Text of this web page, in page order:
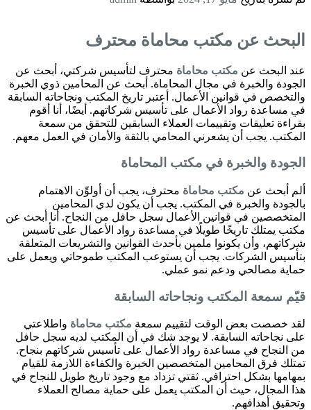
البحث عن مكتب محاماة محترف
عند البحث عن مكتب محاماة محترف لتأسيس شركتي، أبحث عن
الجودة والخبرة في مجال المحاماة. أبحث عن المحامين ذوي الخبرة
والتخصص في قوانين الأعمال. أعتبر تاريخ المكتب ونجاحاته السابقة
في مساعدة رواد الأعمال على تأسيس شركاتهم. أيضًا، أنا أقوم
بقراءة تعليقات وتقييمات العملاء السابقين للتحقق من سمعة
المكتب. يجب أن يشعرني المحامي بالثقة والأمان في العمل معهم.
الجودة والخبرة في مكتب المحاماة
ألم أبحث عن مكتب محاماة محترف، يجب أن أولوِّن الاهتمام
بالجودة والخبرة في المكتب. يجب أن يكون لدي المحامين
المتخصصين في قوانين الأعمال سجل حافل من النجاح. أنا أبحث عن
مكتب يمتلك تاريخًا طويلًا في مساعدة رواد الأعمال على تأسيس
شركاتهم، وأن يكونوا ملمين بأحدث القوانين والتشريعات المتعلقة
بتأسيس الشركات. يجب أن يستوعب المكتب طموحاتي ويعمل على
حماية مصالحي ودعم نمو عملي.
قيّم سمعة المكتب ونجاحاته السابقة
لقد خصصت بعض الوقت لتقييم سمعة مكتب محاماة واطلاعتي
على نجاحاته السابقة. لا يوجد شك في أن المكتب لديه سجل حافل
من النجاح في مساعدة رواد الأعمال على تأسيس شركاتهم بنجاح.
تمتلك فرق المحامين المتخصصين الخبرة والكفاءة اللازمة للقيام
بمهامها بشكل احترافي. ثقتي تزداد مع وجود تاريخ طويل للنجاح في
هذا المجال، حيث أن المكتب يعمل على حماية مصالح العملاء
وتحقيق أهدافهم.